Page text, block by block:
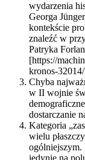
wydarzenia
Georga
kontekście
znaleźć w
Patryka
[https://
kronos-
Chyba
w II wojnie
dostarczanie
Kategoria
wielu
ogólniejszym.
jedynie na